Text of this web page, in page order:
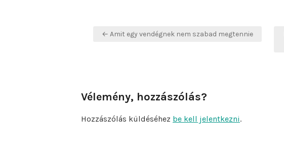
Bejegyzés
← Amit egy vendégnek nem szabad megtennie
Vélemény, hozzászólás?
Hozzászólás küldéséhez be kell jelentkezni.